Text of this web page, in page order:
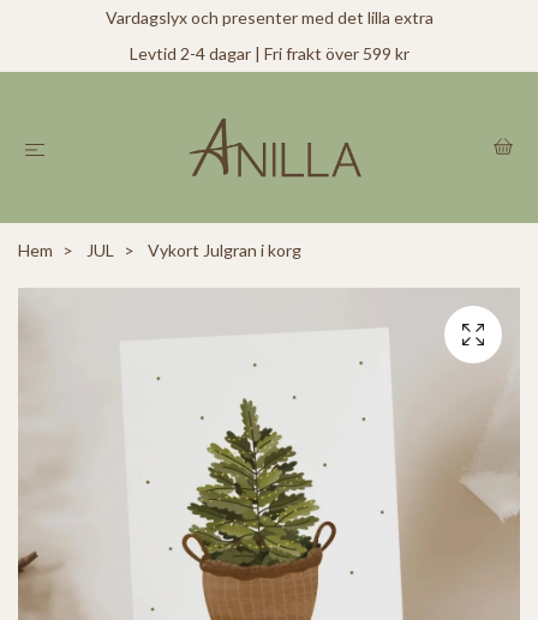
Vardagslyx och presenter med det lilla extra
Levtid 2-4 dagar | Fri frakt över 599 kr
Hem JUL Vykort Julgran i korg